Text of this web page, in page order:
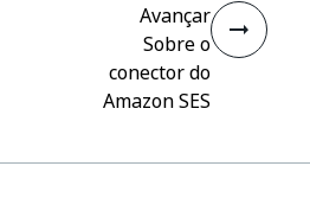
Avançar
Sobre o
conector do
Amazon SES